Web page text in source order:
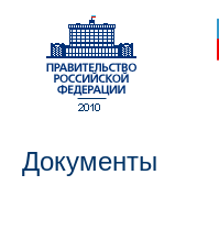
Документы